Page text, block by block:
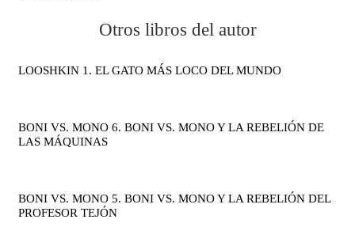
Otros libros del autor
LOOSHKIN 1. EL GATO MÁS LOCO DEL MUNDO
BONI VS. MONO 6. BONI VS. MONO Y LA REBELIÓN DE
LAS MÁQUINAS
BONI VS. MONO 5. BONI VS. MONO Y LA REBELIÓN DEL
PROFESOR TEJÓN